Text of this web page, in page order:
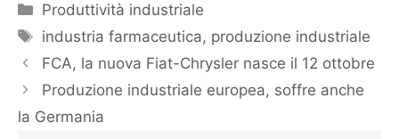
Categorie
Produttività industriale
Tag
industria farmaceutica, produzione industriale
FCA, la nuova Fiat-Chrysler nasce il 12 ottobre
Produzione industriale europea, soffre anche
la Germania